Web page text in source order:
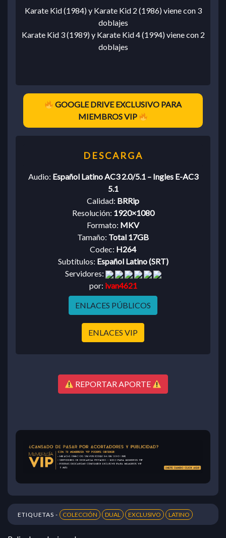
Karate Kid (1984) y Karate Kid 2 (1986) viene con 3
doblajes
Karate Kid 3 (1989) y Karate Kid 4 (1994) viene con 2
doblajes
GOOGLE DRIVE EXCLUSIVO PARA
MIEMBROS VIP
Audio: Español Latino AC3 2.0/5.1 – Ingles E-AC3
5.1
Calidad: BRRip
Resolución: 1920×1080
Formato: MKV
Tamaño: Total 17GB
Codec: H264
Subtítulos: Español Latino (SRT)
Servidores:
por: ivan4621
ENLACES PÚBLICOS
ENLACES VIP
REPORTAR APORTE
ETIQUETAS - COLECCIÓN DUAL EXCLUSIVO LATINO